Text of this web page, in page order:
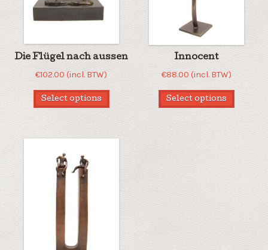
Die Flügel nach aussen
€102.00 (incl. BTW)
Select options
Innocent
€88.00 (incl. BTW)
Select options